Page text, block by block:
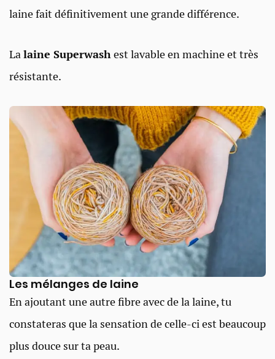
laine fait définitivement une grande différence.
Lalaine Superwashest lavable en machine et très
résistante.
Les mélanges de laine
En ajoutant une autre fibre avec de la laine, tu
constateras que la sensation de celle-ci est beaucoup
plus douce sur ta peau.